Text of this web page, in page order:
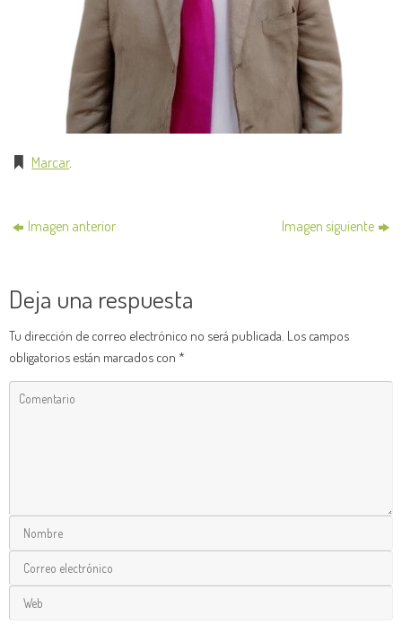
Marcar.
Imagen anterior Imagen siguiente
Deja una respuesta
Tu dirección de correo electrónico no será publicada. Los campos
obligatorios están marcados con *